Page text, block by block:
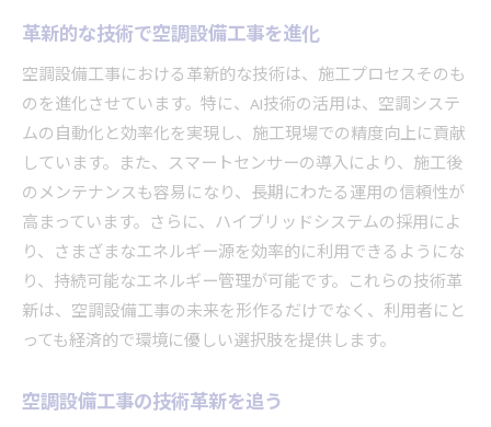
革新的な技術で空調設備工事を進化
空調設備工事における革新的な技術は、施工プロセスそのも
のを進化させています。特に、AI技術の活用は、空調システ
ムの自動化と効率化を実現し、施工現場での精度向上に貢献
しています。また、スマートセンサーの導入により、施工後
のメンテナンスも容易になり、長期にわたる運用の信頼性が
高まっています。さらに、ハイブリッドシステムの採用によ
り、さまざまなエネルギー源を効率的に利用できるようにな
り、持続可能なエネルギー管理が可能です。これらの技術革
新は、空調設備工事の未来を形作るだけでなく、利用者にと
っても経済的で環境に優しい選択肢を提供します。
空調設備工事の技術革新を追う